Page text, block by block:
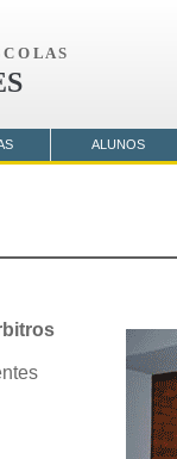
O L A S
ALUNOS